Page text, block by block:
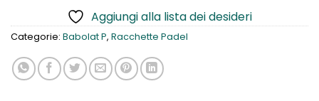
Aggiungi alla lista dei desideri
Categorie: Babolat P, Racchette Padel